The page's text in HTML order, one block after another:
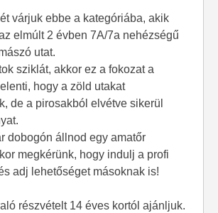
várjuk ebbe a kategóriába, akik
elmúlt 2 évben 7A/7a nehézségű
utat.
sziklát, akkor ez a fokozat a
hogy a zöld utakat
de a pirosakból elvétve sikerül
dobogón állnod egy amatőr
megkérünk, hogy indulj a profi
adj lehetőséget másoknak is!
részvételt 14 éves kortól ajánljuk.